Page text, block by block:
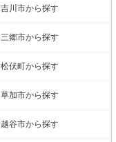
吉川市から探す
三郷市から探す
松伏町から探す
草加市から探す
越谷市から探す